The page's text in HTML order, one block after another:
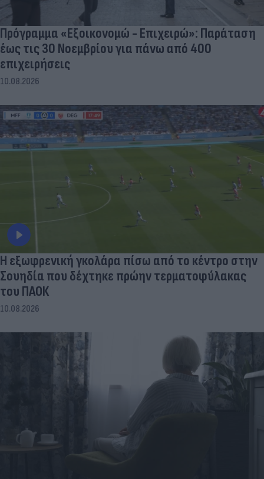
Πρόγραμμα «Εξοικονομώ - Επιχειρώ»: Παράταση
έως τις 30 Νοεμβρίου για πάνω από 400
επιχειρήσεις
10.08.2026
Η εξωφρενική γκολάρα πίσω από το κέντρο στην
Σουηδία που δέχτηκε πρώην τερματοφύλακας
του ΠΑΟΚ
10.08.2026